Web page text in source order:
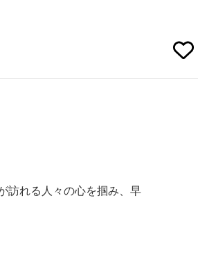
訪れる人々の心を掴み、早